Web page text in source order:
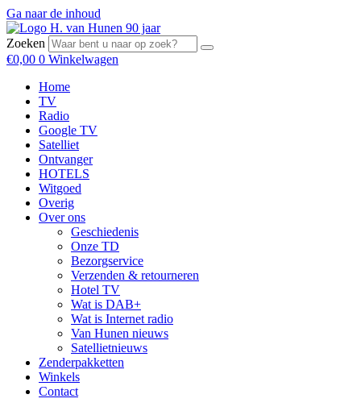
Ga naar de inhoud
Zoeken
€0,00 0 Winkelwagen
Home
TV
Radio
Google TV
Satelliet
Ontvanger
HOTELS
Witgoed
Overig
Over ons
Geschiedenis
Onze TD
Bezorgservice
Verzenden & retourneren
Hotel TV
Wat is DAB+
Wat is Internet radio
Van Hunen nieuws
Satellietnieuws
Zenderpakketten
Winkels
Contact